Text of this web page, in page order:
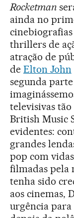
Rocketman
ainda no
cinebiografias
thrillers de
atração de
de Elton John
segunda
televisivas
British Music
evidentes:
grandes
pop com
filmadas pela
tenha sido
aos cinemas,
urgência